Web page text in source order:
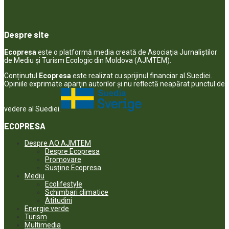
Despre site
Ecopresa este o platformă media creată de Asociația Jurnaliștilor
de Mediu și Turism Ecologic din Moldova (AJMTEM).
Conținutul Ecopresa este realizat cu sprijinul financiar al Suediei.
Opiniile exprimate aparţin autorilor şi nu reflectă neapărat punctul de
vedere al Suediei.
ECOPRESA
Despre AO AJMTEM
Despre Ecopresa
Promovare
Susține Ecopresa
Mediu
Ecolifestyle
Schimbari climatice
Atitudini
Energie verde
Turism
Multimedia